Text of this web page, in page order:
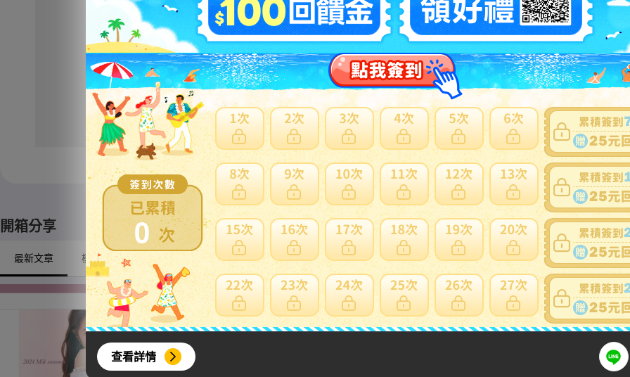
0
查看詳情
05 【現状】歌い手 Ado グッズ ファッショナブルイヤリング 2ndライブ カムパネルラ 他
1200円 NT259
08 【現状】 ちいかわ グッズ ぬくぬくの装いマスコット ぴーぽぽぬいぐるみ 季節だもんマスコット うさぎ ハチワレ 他
4900円 NT1060 8100円
※ 超過 48小時 外付款之訂單及日本寄日本之訂單，無法參加免服務費及國際運費優惠。
※ 優惠賣家商品有含材積商品或符合大型商品限制，仍會產生材積費用。
※ 限定自取商品不適用日本當地運費優惠。
開箱分享
最新文章 模型/動漫周邊 戶外/露營 興趣/古董收藏 生活用品/家電 廚房用品/鍋具 服飾 運動用品